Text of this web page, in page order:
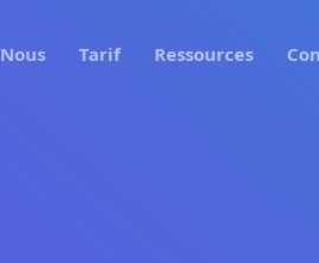
Nous Tarif Ressources